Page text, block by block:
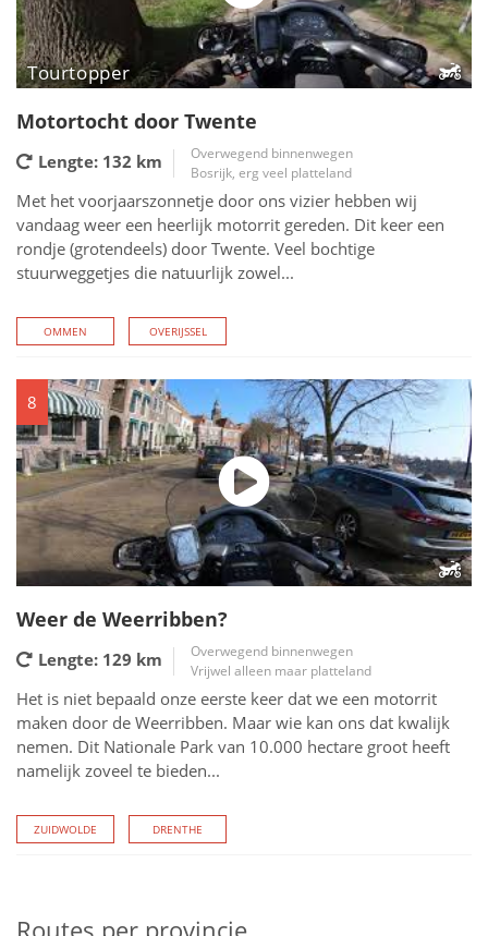
Tourtopper
Motortocht door Twente
Lengte: 132 km
Overwegend binnenwegen
Bosrijk, erg veel platteland
Met het voorjaarszonnetje door ons vizier hebben wij
vandaag weer een heerlijk motorrit gereden. Dit keer een
rondje (grotendeels) door Twente. Veel bochtige
stuurweggetjes die natuurlijk zowel...
OMMEN OVERIJSSEL
8
Weer de Weerribben?
Lengte: 129 km
Overwegend binnenwegen
Vrijwel alleen maar platteland
Het is niet bepaald onze eerste keer dat we een motorrit
maken door de Weerribben. Maar wie kan ons dat kwalijk
nemen. Dit Nationale Park van 10.000 hectare groot heeft
namelijk zoveel te bieden...
ZUIDWOLDE DRENTHE
Routes per provincie